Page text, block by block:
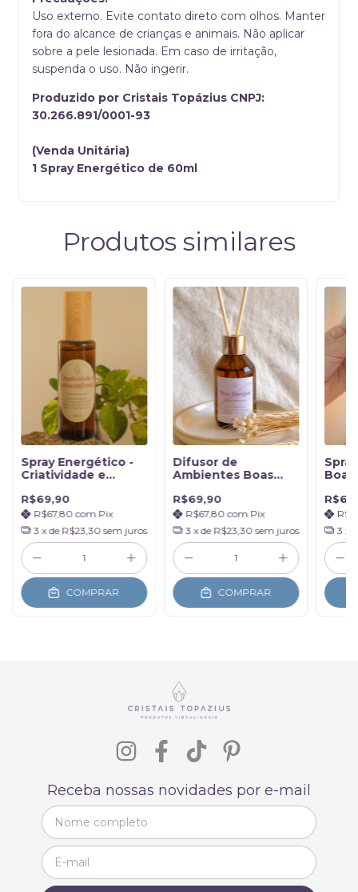
Uso externo. Evite contato direto com olhos. Manter
fora do alcance de crianças e animais. Não aplicar
sobre a pele lesionada. Em caso de irritação,
suspenda o uso. Não ingerir.
Produzido por Cristais Topázius CNPJ:
30.266.891/0001-93
(Venda Unitária)
1 Spray Energético de 60ml
Produtos similares
Spray Energético -
Criatividade e
R$69,90
R$67,80 com Pix
3 x de R$23,30 sem juros
COMPRAR
Difusor de
Ambientes Boas
R$69,90
R$67,80com Pix
3 x de R$23,30 sem juros
COMPRAR
3 x
Receba nossas novidades por e-mail